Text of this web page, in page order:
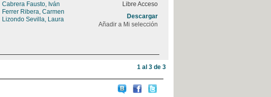
Cabrera Fausto, Iván
Ferrer Ribera, Carmen
Lizondo Sevilla, Laura
Libre Acceso
Descargar
Añadir a Mi selección
1 al 3 de 3